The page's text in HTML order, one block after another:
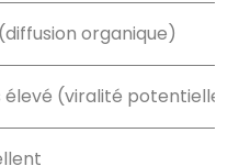
organique)
élevé (viralité